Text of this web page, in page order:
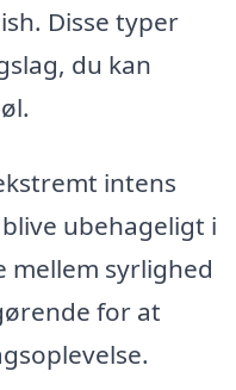
Disse typer
du kan
intens
ubehageligt i
mellem syrlighed
for at